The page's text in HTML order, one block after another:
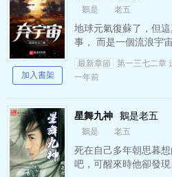
鵝是 老五
地球元氣復蘇了，但
事， 而是一個流浪宇
道幻想修仙棄宇宙鵝是
最新章節
第一三七二章
一年前
加入書架
星舞九神 鵝是老五
鵝是 老五
死在自己多年朝思暮
吧，可醒來時他卻發